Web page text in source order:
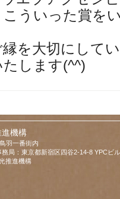
ういった賞を
を大切にして
します(^^)
進機構
羽一番街内
局：東京都新宿区四谷2-14-8 YPCビ
推進機構